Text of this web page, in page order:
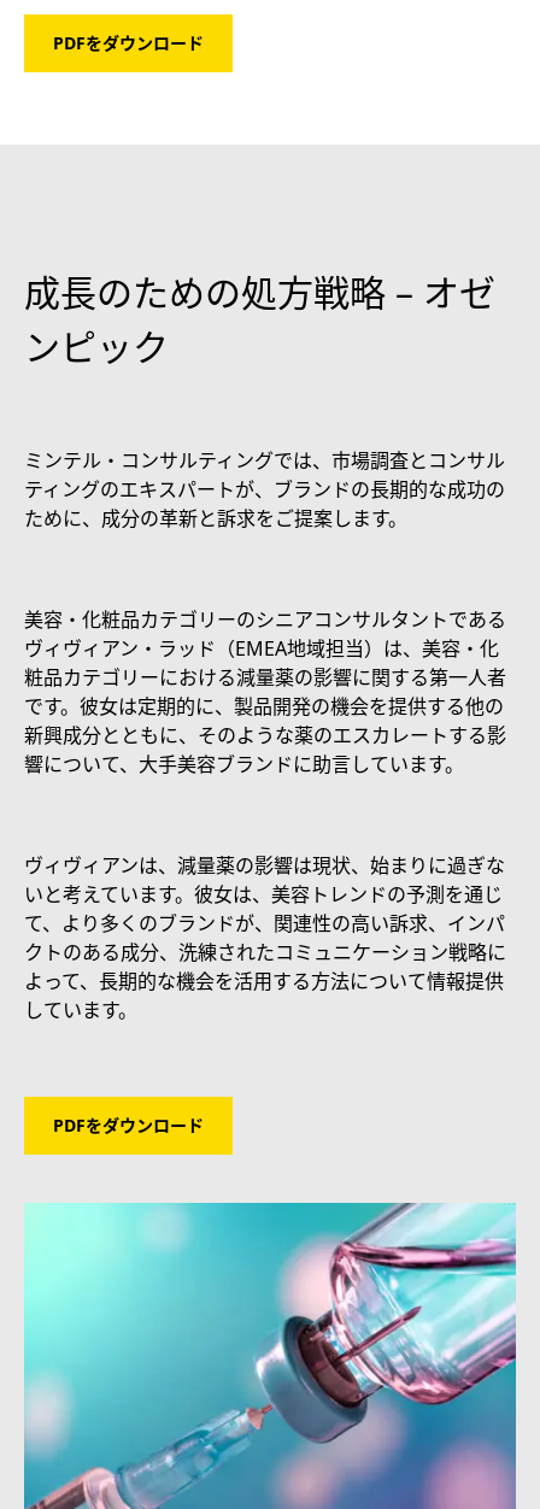
PDFをダウンロード
成長のための処方戦略 – オゼ
ンピック
ミンテル・コンサルティングでは、市場調査とコンサル
ティングのエキスパートが、ブランドの長期的な成功の
ために、成分の革新と訴求をご提案します。
美容・化粧品カテゴリーのシニアコンサルタントである
ヴィヴィアン・ラッド（EMEA地域担当）は、美容・化
粧品カテゴリーにおける減量薬の影響に関する第一人者
です。彼女は定期的に、製品開発の機会を提供する他の
新興成分とともに、そのような薬のエスカレートする影
響について、大手美容ブランドに助言しています。
ヴィヴィアンは、減量薬の影響は現状、始まりに過ぎな
いと考えています。彼女は、美容トレンドの予測を通じ
て、より多くのブランドが、関連性の高い訴求、インパ
クトのある成分、洗練されたコミュニケーション戦略に
よって、長期的な機会を活用する方法について情報提供
しています。
PDFをダウンロード